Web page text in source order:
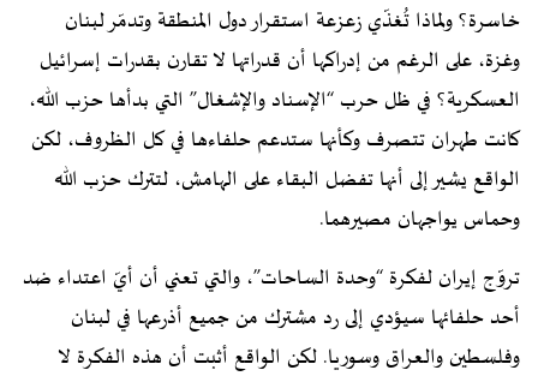
خاسرة؟ ولماذا تُغذّي زعزعة استقرار دول المنطقة وتدمّر لبنان
وغزة، على الرغم من إدراكها أن قدراتها لا تقارن بقدرات إسرائيل
العسكرية؟ في ظل حرب “الإسناد والإشغال” التي بدأها حزب الله،
كانت طهران تتصرف وكأنها ستدعم حلفاءها في كل الظروف، لكن
الواقع يشير إلى أنها تفضل البقاء على الهامش، لتترك حزب الله
وحماس يواجهان مصيرهما.
تروّج إيران لفكرة “وحدة الساحات”، والتي تعني أن أيّ اعتداء ضد
أحد حلفائها سيؤدي إلى رد مشترك من جميع أذرعها في لبنان
وفلسطين والعراق وسوريا. لكن الواقع أثبت أن هذه الفكرة لا